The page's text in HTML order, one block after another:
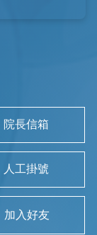
院長信箱
人工掛號
加入好友